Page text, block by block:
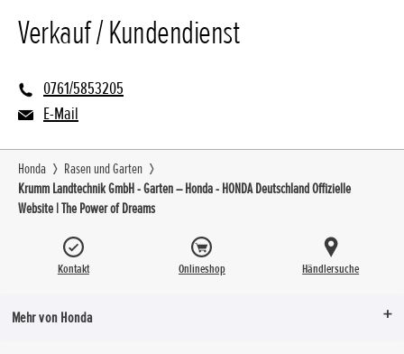
Verkauf / Kundendienst
0761/5853205
E-Mail
Honda
Rasen und Garten
Krumm Landtechnik GmbH - Garten – Honda - HONDA Deutschland Offizielle
Website | The Power of Dreams
Kontakt Onlineshop Händlersuche
Mehr von Honda